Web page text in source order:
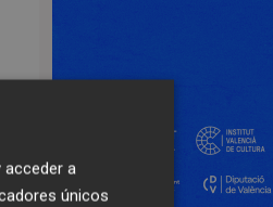
a
únicos